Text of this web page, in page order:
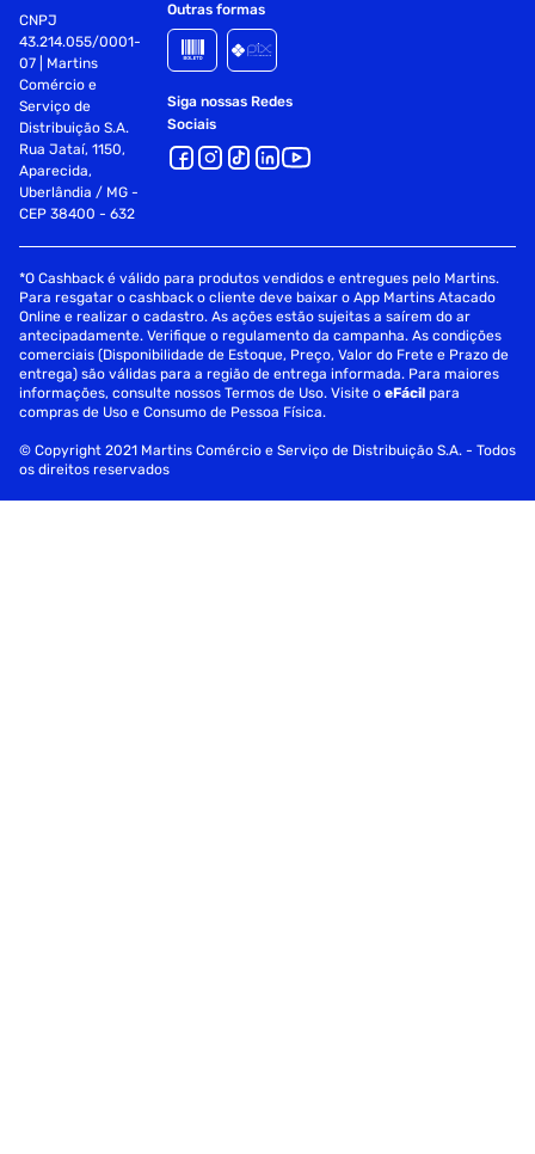
CNPJ
43.214.055/0001-
07 | Martins
Comércio e
Serviço de
Distribuição S.A.
Rua Jataí, 1150,
Aparecida,
Uberlândia / MG -
CEP 38400 - 632
Outras formas
Siga nossas Redes
Sociais
*O Cashback é válido para produtos vendidos e entregues pelo Martins.
Para resgatar o cashback o cliente deve baixar o App Martins Atacado
Online e realizar o cadastro. As ações estão sujeitas a saírem do ar
antecipadamente. Verifique o regulamento da campanha. As condições
comerciais (Disponibilidade de Estoque, Preço, Valor do Frete e Prazo de
entrega) são válidas para a região de entrega informada. Para maiores
informações, consulte nossos Termos de Uso. Visite oeFácil para
compras de Uso e Consumo de Pessoa Física.
© Copyright 2021 Martins Comércio e Serviço de Distribuição S.A. - Todos
os direitos reservados